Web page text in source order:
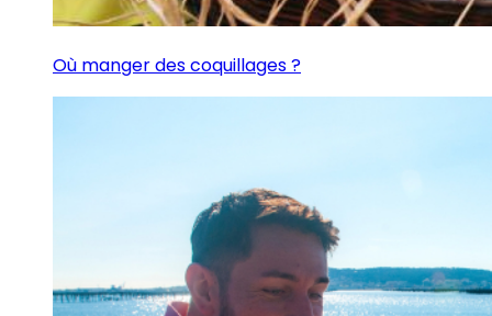
Où manger des coquillages ?